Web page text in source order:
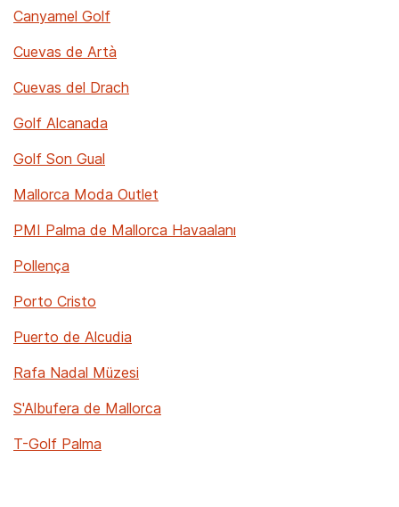
Canyamel Golf
Cuevas de Artà
Cuevas del Drach
Golf Alcanada
Golf Son Gual
Mallorca Moda Outlet
PMI Palma de Mallorca Havaalanı
Pollença
Porto Cristo
Puerto de Alcudia
Rafa Nadal Müzesi
S'Albufera de Mallorca
T-Golf Palma